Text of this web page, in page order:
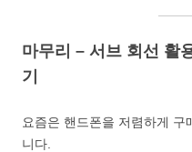
마무리 – 서브 회선 활
기
요즘은 핸드폰을 저렴하게
니다.